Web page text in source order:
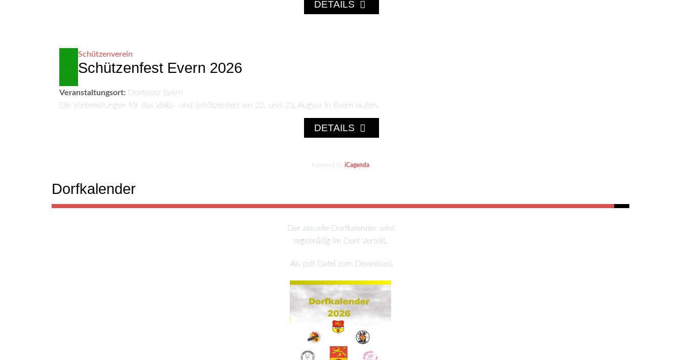
DETAILS
August
Schützenverein
Schützenfest Evern 2026
Veranstaltungsort: Dorfplatz Evern
Die Vorbereitungen für das Volks- und Schützenfest am 22. und 23. August in Evern laufen.
DETAILS
Powered by iCagenda
Dorfkalender
Der aktuelle Dorfkalender wird
regelmäßig im Dorf Verteilt.
Als pdf-Datei zum Download.